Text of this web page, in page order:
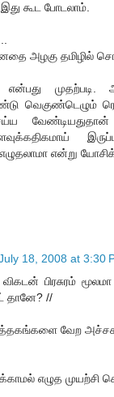
கூட போடலாம்.
அழகு தமிழில்
முதற்படி.
வெகுண்டெழும்
வேண்டியதுதான்
என்று
18, 2008 at 3:30
பிரசுரம்
தானே? //
புத்தகங்களை வேற
எழுத முயற்சி